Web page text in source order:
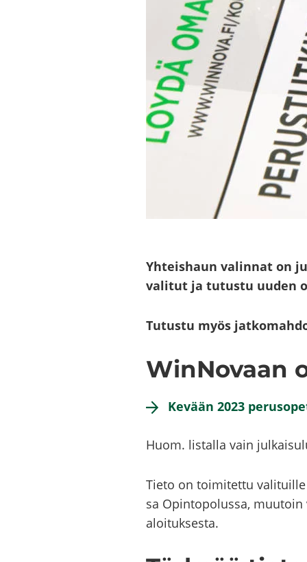
Yh­teis­haun va­lin­nat on
va­li­tut ja tu­tus­tu uuden
Tu­tus­tu myös
WinNovaan
Ke­vään 2023
Huom. lis­tal­la vain
Tieto on toi­mi­tet­tu
sa Opin­to­po­lus­sa,
aloi­tuk­ses­ta.